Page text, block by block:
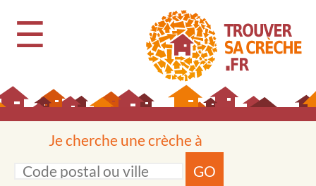
☰
Je cherche une crèche à
GO